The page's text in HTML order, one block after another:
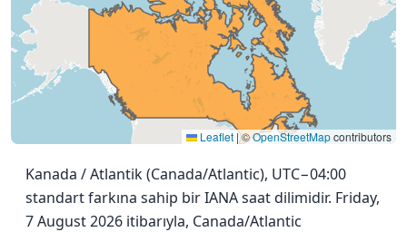
Leaflet |©OpenStreetMapcontributors
Kanada / Atlantik (Canada/Atlantic), UTC−04:00
standart farkına sahip bir IANA saat dilimidir. Friday,
7 August 2026 itibarıyla, Canada/Atlantic